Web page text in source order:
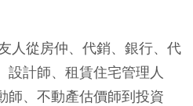
人從房仲、代銷、銀行、代
設計師、租賃住宅管理人
師、不動產估價師到投資